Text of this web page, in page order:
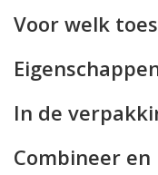
authenticiteit worden
eerste 100 dagen
voor iedere
prachtige,
Voor welk
In de
Combineer en